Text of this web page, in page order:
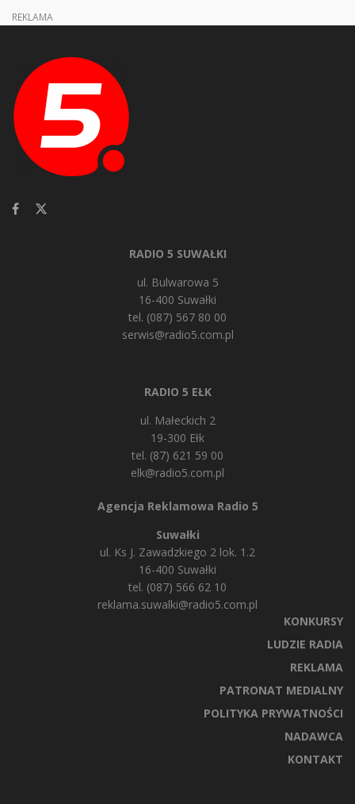
REKLAMA
RADIO 5 SUWAŁKI
ul. Bulwarowa 5
16-400 Suwałki
tel. (087) 567 80 00
serwis@radio5.com.pl
RADIO 5 EŁK
ul. Małeckich 2
19-300 Ełk
tel. (87) 621 59 00
elk@radio5.com.pl
Agencja Reklamowa Radio 5
Suwałki
ul. Ks J. Zawadzkiego 2 lok. 1.2
16-400 Suwałki
tel. (087) 566 62 10
reklama.suwalki@radio5.com.pl
KONKURSY
LUDZIE RADIA
REKLAMA
PATRONAT MEDIALNY
POLITYKA PRYWATNOŚCI
NADAWCA
KONTAKT